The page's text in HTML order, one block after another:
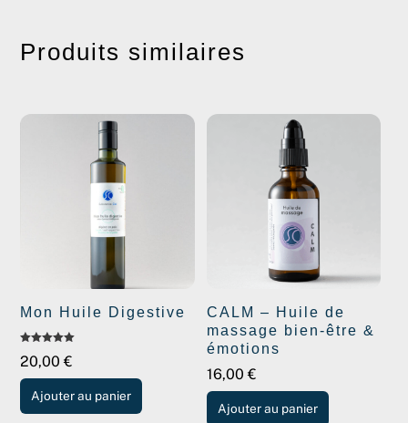
Produits similaires
Mon Huile Digestive
5.00
sur 5
20,00€
Ajouter au panier
CALM – Huile de
massage bien-être &
émotions
16,00€
Ajouter au panier